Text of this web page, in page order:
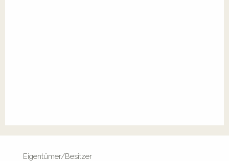
Eigentümer/Besitzer